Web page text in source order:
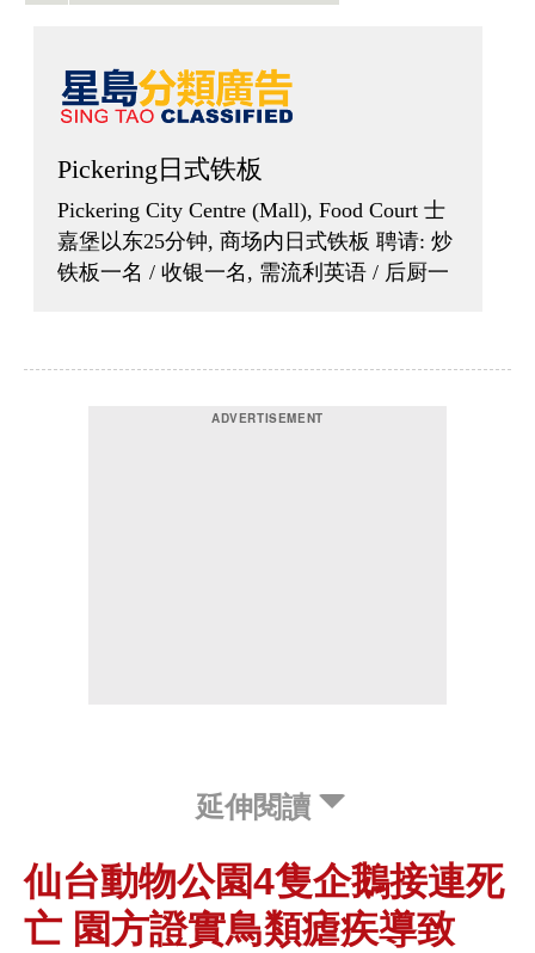
延伸閱讀
仙台動物公園4隻企鵝接連死
亡 園方證實鳥類瘧疾導致